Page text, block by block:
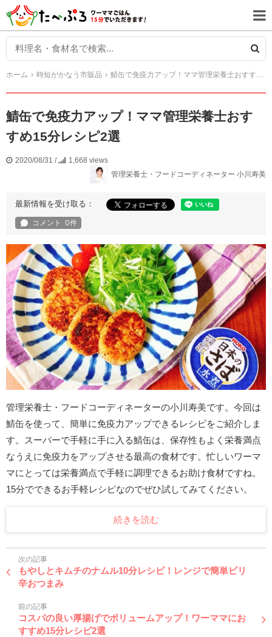
ホーム 時短がかなう市販品 鯖缶で免疫力アップ！ママ管理栄養士おすすめ15分レシピ2選
鯖缶で免疫力アップ！ママ管理栄養士おす
すめ15分レシピ2選
2020/08/31 /
1,668 views
管理栄養士・フードコーディネーター 小川寿美
最新情報を受け取る：
管理栄養士・フードコーディネーターの小川寿美です。今回は
鯖缶を使って、簡単に免疫力アップできるレシピをご紹介しま
す。スーパーで手軽に手に入る鯖缶は、保存性もよく栄養満点
なうえに免疫力をアップさせる最高の食材です。忙しいワーマ
マにとっては栄養満点で手軽に調理できるお助け食材ですね。
15分でできるお手軽レシピなのでぜひ試してみてください。
続きを読む
次の記事
もやしとキムチのナムル10分レシピ！レンジで簡単ピリ
辛おつまみ
前の記事
コスパの良い厚揚げでボリュームアップ！ワーママにお
すすめ15分レシピ2選